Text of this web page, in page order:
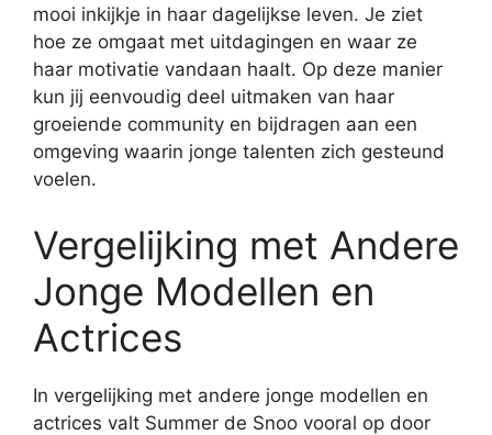
mooi inkijkje in haar dagelijkse leven. Je ziet
hoe ze omgaat met uitdagingen en waar ze
haar motivatie vandaan haalt. Op deze manier
kun jij eenvoudig deel uitmaken van haar
groeiende community en bijdragen aan een
omgeving waarin jonge talenten zich gesteund
voelen.
Vergelijking met Andere
Jonge Modellen en
Actrices
In vergelijking met andere jonge modellen en
actrices valt Summer de Snoo vooral op door